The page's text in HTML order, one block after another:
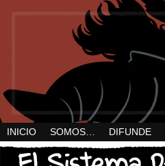
INICIO SOMOS… DIFUNDE